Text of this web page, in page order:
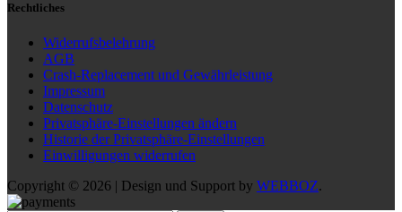
Rechtliches
Widerrufsbelehrung
AGB
Crash-Replacement und Gewährleistung
Impressum
Datenschutz
Privatsphäre-Einstellungen ändern
Historie der Privatsphäre-Einstellungen
Einwilligungen widerrufen
Copyright © 2026 | Design und Support by WEBBOZ.